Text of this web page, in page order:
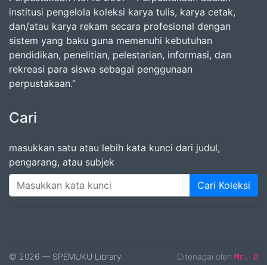
institusi pengelola koleksi karya tulis, karya cetak,
dan/atau karya rekam secara profesional dengan
sistem yang baku guna memenuhi kebutuhan
pendidikan, penelitian, pelestarian, informasi, dan
rekreasi para siswa sebagai penggunaan
perpustakaan.”
Cari
masukkan satu atau lebih kata kunci dari judul,
pengarang, atau subjek
Cari Koleksi
© 2026 — SPEMUKU Library
Ditenagai oleh Mr. D